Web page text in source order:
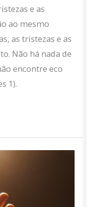
e as
ao mesmo
as tristezas e as
Não há nada de
encontre eco
1).